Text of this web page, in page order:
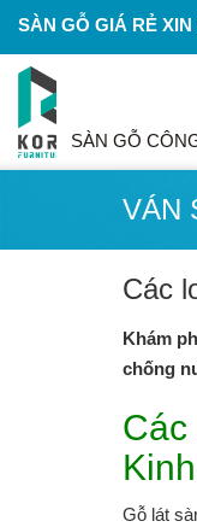
SÀN GỖ GIÁ RẺ
SÀN GỖ
VÁN
Các
Khám
chống
Các
Gỗ lát